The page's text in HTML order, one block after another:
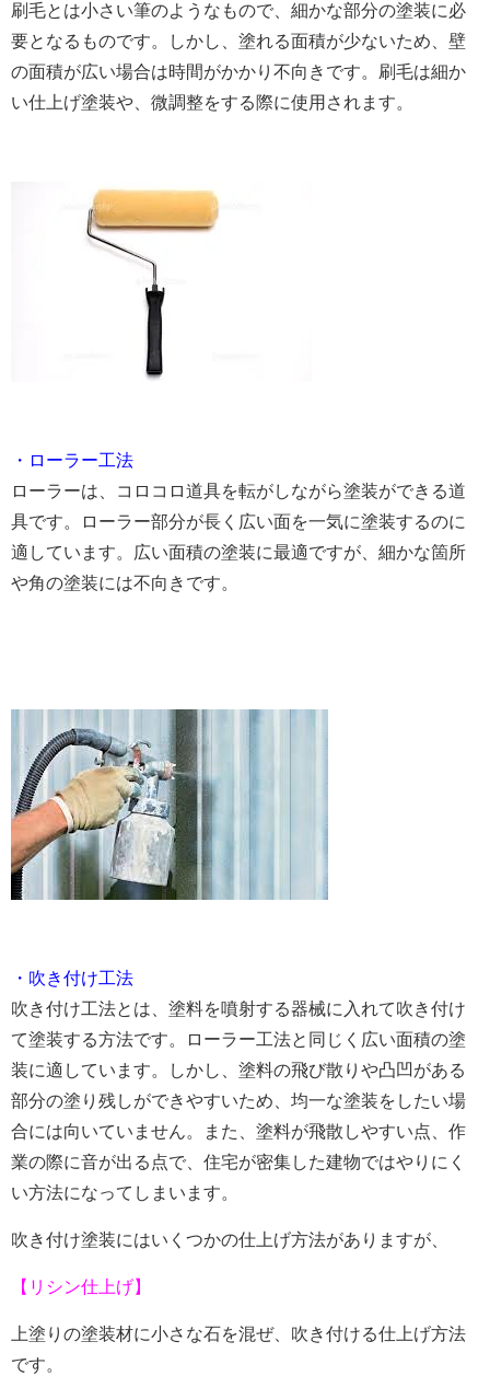
刷毛とは小さい筆のようなもので、細かな部分の塗装に必
要となるものです。しかし、塗れる面積が少ないため、壁
の面積が広い場合は時間がかかり不向きです。刷毛は細か
い仕上げ塗装や、微調整をする際に使用されます。
・ローラー工法
ローラーは、コロコロ道具を転がしながら塗装ができる道
具です。ローラー部分が長く広い面を一気に塗装するのに
適しています。広い面積の塗装に最適ですが、細かな箇所
や角の塗装には不向きです。
・吹き付け工法
吹き付け工法とは、塗料を噴射する器械に入れて吹き付け
て塗装する方法です。ローラー工法と同じく広い面積の塗
装に適しています。しかし、塗料の飛び散りや凸凹がある
部分の塗り残しができやすいため、均一な塗装をしたい場
合には向いていません。また、塗料が飛散しやすい点、作
業の際に音が出る点で、住宅が密集した建物ではやりにく
い方法になってしまいます。
吹き付け塗装にはいくつかの仕上げ方法がありますが、
【リシン仕上げ】
上塗りの塗装材に小さな石を混ぜ、吹き付ける仕上げ方法
です。